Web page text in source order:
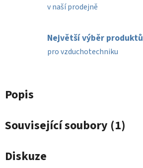
v naší prodejně
Největší výběr produktů
pro vzduchotechniku
Popis
Související soubory (1)
Diskuze